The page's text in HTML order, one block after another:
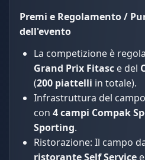
Premi e Regolamento /
dell'evento
La competizione è
Grand Prix Fitasc e del
(200 piattelli in totale).
Infrastruttura del
con 4 campi Compak
Sporting.
Ristorazione: Il campo
ristorante Self Service